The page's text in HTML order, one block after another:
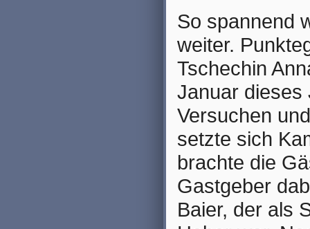
So spannend
weiter.
Tschechin
Januar dieses
Versuchen
setzte sich
brachte die
Gastgeber
Baier, der als